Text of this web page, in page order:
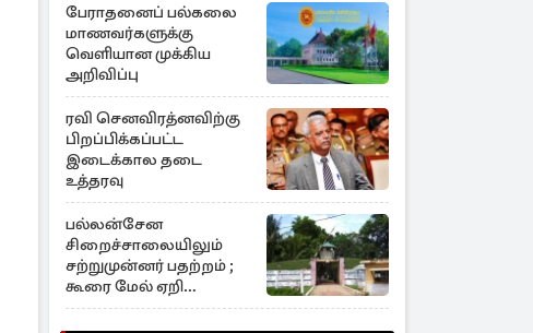
பேராதனைப் பல்கலை
மாணவர்களுக்கு
வெளியான முக்கிய
அறிவிப்பு
ரவி செனவிரத்னவிற்கு
பிறப்பிக்கப்பட்ட
இடைக்கால தடை
உத்தரவு
பல்லன்சேன
சிறைச்சாலையிலும்
சற்றுமுன்னர் பதற்றம் ;
கூரை மேல் ஏறி
கைதிகள் போராட்டம்